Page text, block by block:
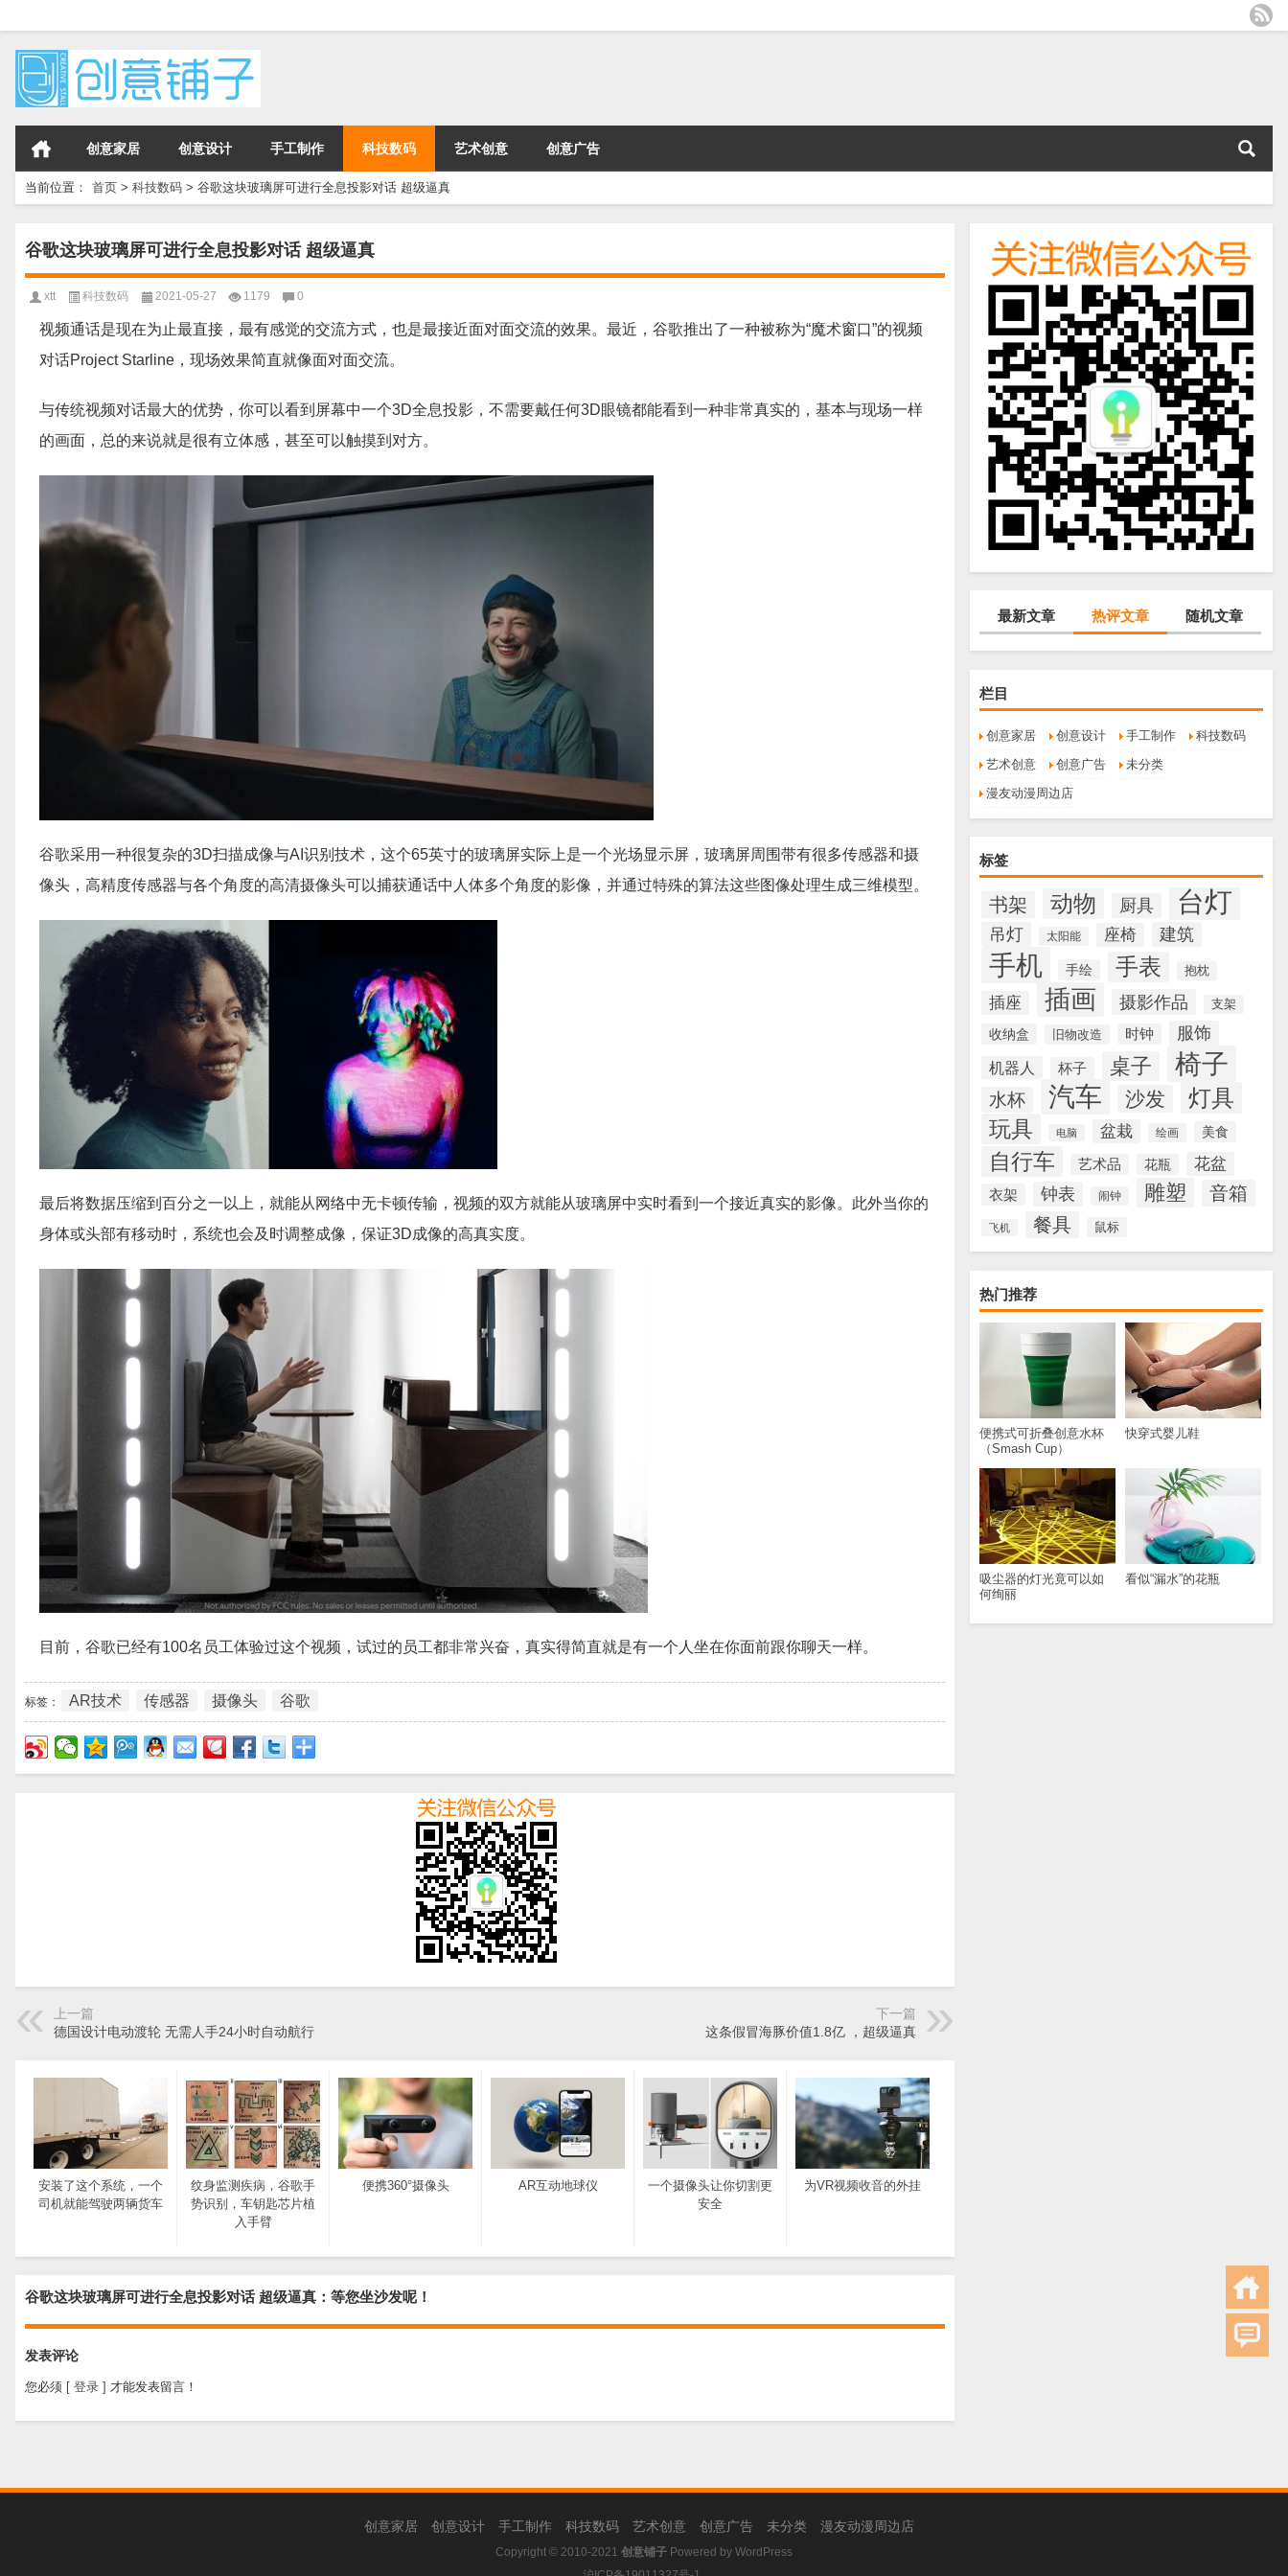
创意家居 创意设计 手工制作 科技数码 艺术创意 创意广告
当前位置： 首页 > 科技数码 > 谷歌这块玻璃屏可进行全息投影对话 超级逼真
最新文章 热评文章 随机文章
栏目
创意家居 创意设计 手工制作
科技数码
艺术创意
创意广告
未分类
漫友动漫周边店
标签
书架 动物 厨具 台灯
吊灯 太阳能 座椅 建筑
手机 手绘 手表 抱枕
插座 插画 摄影作品 支架
收纳盒 旧物改造 时钟 服饰
机器人 杯子 桌子 椅子
水杯 汽车 沙发 灯具
玩具 电脑 盆栽 绘画 美食
自行车 艺术品 花瓶 花盆
衣架 钟表 闹钟 雕塑 音箱
飞机 餐具 鼠标
热门推荐
便携式可折叠创意水杯
（Smash Cup）
快穿式婴儿鞋
吸尘器的灯光竟可以如
何绚丽
看似“漏水”的花瓶
谷歌这块玻璃屏可进行全息投影对话 超级逼真
xtt 科技数码 2021-05-27 1179 0
视频通话是现在为止最直接，最有感觉的交流方式，也是最接近面对面交流的效果。最近，谷歌推出了一种被称为“魔术窗口”的视频
对话Project Starline，现场效果简直就像面对面交流。
与传统视频对话最大的优势，你可以看到屏幕中一个3D全息投影，不需要戴任何3D眼镜都能看到一种非常真实的，基本与现场一样
的画面，总的来说就是很有立体感，甚至可以触摸到对方。
谷歌采用一种很复杂的3D扫描成像与AI识别技术，这个65英寸的玻璃屏实际上是一个光场显示屏，玻璃屏周围带有很多传感器和摄
像头，高精度传感器与各个角度的高清摄像头可以捕获通话中人体多个角度的影像，并通过特殊的算法这些图像处理生成三维模型。
最后将数据压缩到百分之一以上，就能从网络中无卡顿传输，视频的双方就能从玻璃屏中实时看到一个接近真实的影像。此外当你的
身体或头部有移动时，系统也会及时调整成像，保证3D成像的高真实度。
目前，谷歌已经有100名员工体验过这个视频，试过的员工都非常兴奋，真实得简直就是有一个人坐在你面前跟你聊天一样。
标签： AR技术 传感器 摄像头 谷歌
上一篇
德国设计电动渡轮 无需人手24小时自动航行
下一篇
这条假冒海豚价值1.8亿 ，超级逼真
安装了这个系统，一个
司机就能驾驶两辆货车
纹身监测疾病，谷歌手
势识别，车钥匙芯片植
入手臂
便携360°摄像头 AR互动地球仪
一个摄像头让你切割更
安全
为VR视频收音的外挂
谷歌这块玻璃屏可进行全息投影对话 超级逼真：等您坐沙发呢！
发表评论
您必须 [ 登录 ] 才能发表留言！
创意家居 创意设计 手工制作 科技数码 艺术创意 创意广告 未分类 漫友动漫周边店
Copyright © 2010-2021 创意铺子 Powered by WordPress